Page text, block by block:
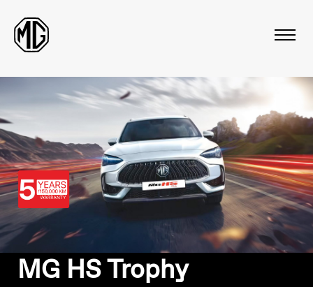
content
MG HS Trophy